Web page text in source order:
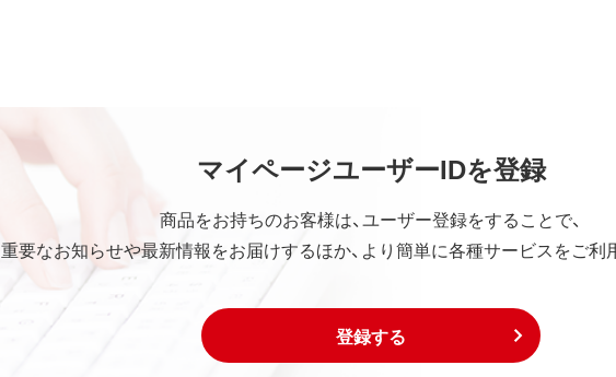
マイページユーザーIDを登録
商品をお持ちのお客様は、ユーザー登録をすることで、
重要なお知らせや最新情報をお届けするほか、より簡単に各種サービスをご利
登録する